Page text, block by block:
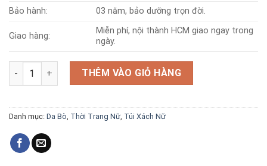
Bảo hành:
03 năm, bảo dưỡng trọn đời.
Giao hàng:
Miễn phí, nội thành HCM giao ngay trong
ngày.
Túi da bò T271 số lượngTHÊM VÀO GIỎ HÀNG
Danh mục: Da Bò, Thời Trang Nữ, Túi Xách Nữ